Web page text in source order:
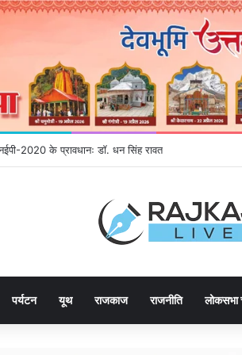
2020 के प्रावधानः डाॅ. धन सिंह रावत
पर्यटन यूथ राजकाज राजनीति